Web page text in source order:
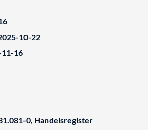
10-22
16
0, Handelsregister